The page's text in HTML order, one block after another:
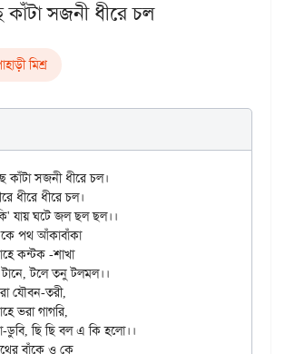
কাঁটা সজনী ধীরে চল
মিশ্র
কাঁটা সজনী ধীরে চল।
যায় ঘটে জল ছল ছল।।
টলে তনু টলমল।।
ডুবি, ছি ছি বল এ কি হলো।।